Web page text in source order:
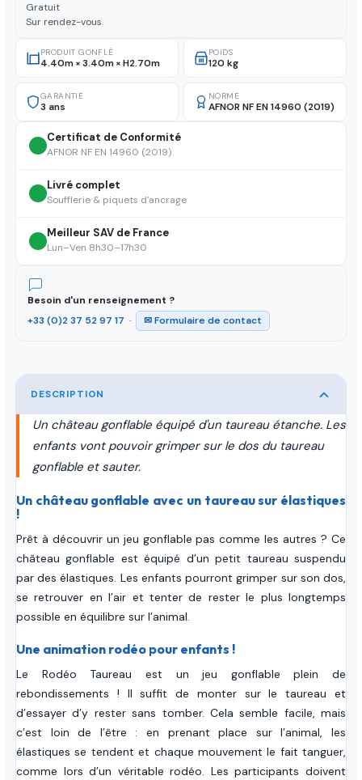
Gratuit
Sur rendez-vous
PRODUIT GONFLÉ
4.40m × 3.40m × H2.70m
POIDS
120 kg
GARANTIE
3 ans
NORME
AFNOR NF EN 14960 (2019)
Certificat de Conformité
AFNOR NF EN 14960 (2019)
Livré complet
Soufflerie & piquets d'ancrage
Meilleur SAV de France
Lun–Ven 8h30–17h30
Besoin d'un renseignement ?
+33 (0)2 37 52 97 17 · ✉ Formulaire de contact
DESCRIPTION
Un château gonflable équipé d'un taureau étanche. Les
enfants vont pouvoir grimper sur le dos du taureau
gonflable et sauter.
Un château gonflable avec un taureau sur élastiques
!
Prêt à découvrir un jeu gonflable pas comme les autres ? Ce
château gonflable est équipé d’un petit taureau suspendu
par des élastiques. Les enfants pourront grimper sur son dos,
se retrouver en l’air et tenter de rester le plus longtemps
possible en équilibre sur l’animal.
Une animation rodéo pour enfants !
Le Rodéo Taureau est un jeu gonflable plein de
rebondissements ! Il suffit de monter sur le taureau et
d’essayer d’y rester sans tomber. Cela semble facile, mais
c’est loin de l’être : en prenant place sur l’animal, les
élastiques se tendent et chaque mouvement le fait tanguer,
comme lors d’un véritable rodéo. Les participants doivent